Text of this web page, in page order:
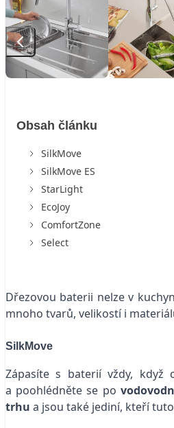
Obsah článku
SilkMove
SilkMove ES
StarLight
EcoJoy
ComfortZone
Select
Dřezovou baterii nelze v
mnoho tvarů, velikostí i
SilkMove
Zápasíte s baterií vždy, když
a poohlédněte se po
trhu a jsou také jediní, kteří